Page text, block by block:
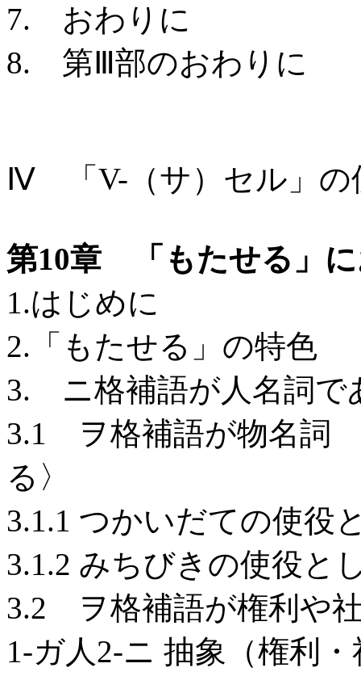
7. おわりに
8. 第Ⅲ部のおわりに
Ⅳ 「V-（サ）セル」の
第10章 「もたせる」に
1.はじめに
2.「もたせる」の特色
3. ニ格補語が人名詞で
3.1 ヲ格補語が物名詞
る〉
3.1.1 つかいだての使役
3.1.2 みちびきの使役と
3.2 ヲ格補語が権利や
1-ガ人2-ニ 抽象（権利